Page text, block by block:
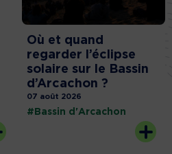
Où et quand
regarder l’éclipse
solaire sur le Bassin
d’Arcachon ?
07 août 2026
#Bassin d'Arcachon